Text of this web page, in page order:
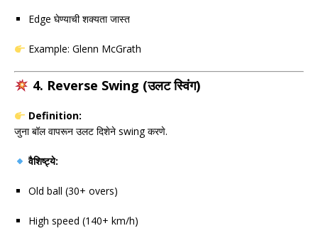
Edge घेण्याची शक्यता जास्त
Example: Glenn McGrath
4. Reverse Swing (उलट स्विंग)
Definition:
जुना बॉल वापरून उलट दिशेने swing करणे.
वैशिष्ट्ये:
Old ball (30+ overs)
High speed (140+ km/h)